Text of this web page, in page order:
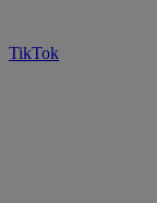
TikTok